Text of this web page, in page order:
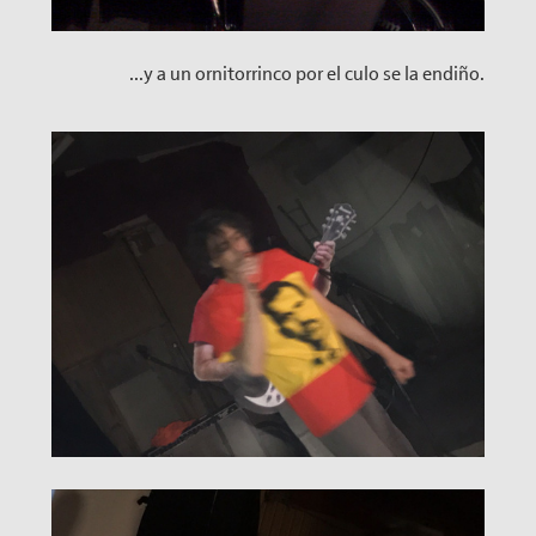
...y a un ornitorrinco por el culo se la endiño.